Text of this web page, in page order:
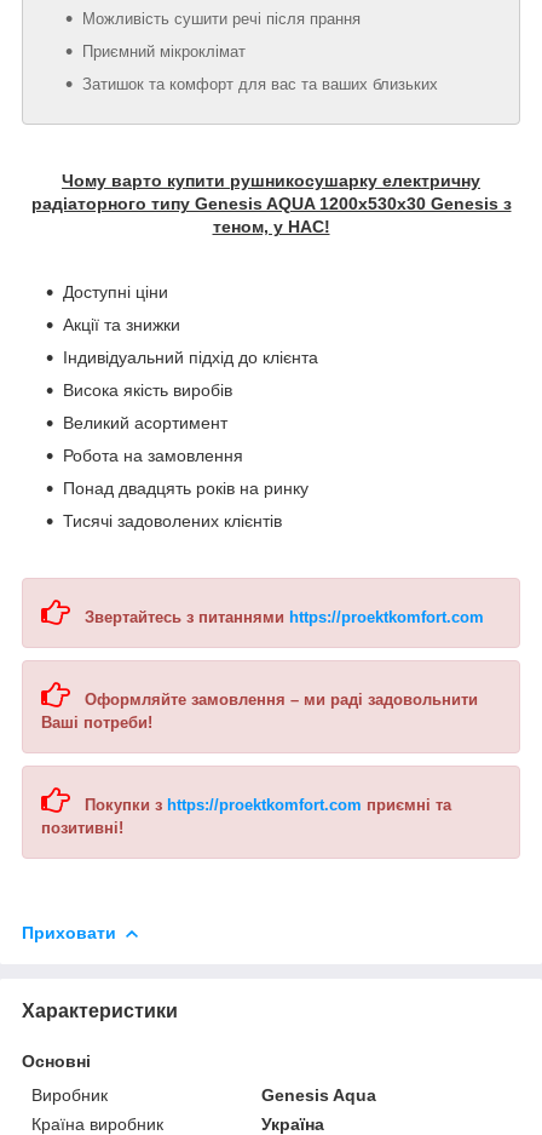
Можливість сушити речі після прання
Приємний мікроклімат
Затишок та комфорт для вас та ваших близьких
Чому варто купити рушникосушарку електричну
радіаторного типу Genesis AQUA 1200х530х30 Genesis з
теном, у НАС!
Доступні ціни
Акції та знижки
Індивідуальний підхід до клієнта
Висока якість виробів
Великий асортимент
Робота на замовлення
Понад двадцять років на ринку
Тисячі задоволених клієнтів
Звертайтесь з питаннями https://proektkomfort.com
Оформляйте замовлення – ми раді задовольнити
Ваші потреби!
Покупки з https://proektkomfort.com приємні та
позитивні!
Приховати
Характеристики
Основні
Виробник
Genesis Aqua
Країна виробник
Україна